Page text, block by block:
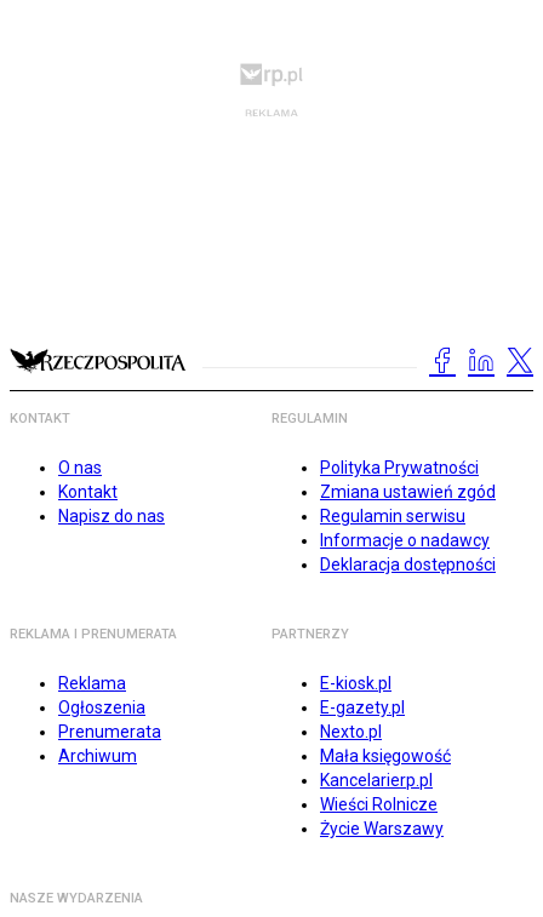
KONTAKT
O nas
Kontakt
Napisz do nas
REGULAMIN
Polityka Prywatności
Zmiana ustawień zgód
Regulamin serwisu
Informacje o nadawcy
Deklaracja dostępności
REKLAMA I PRENUMERATA
Reklama
Ogłoszenia
Prenumerata
Archiwum
PARTNERZY
E-kiosk.pl
E-gazety.pl
Nexto.pl
Mała księgowość
Kancelarierp.pl
Wieści Rolnicze
Życie Warszawy
NASZE WYDARZENIA